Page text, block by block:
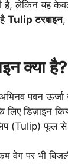
है, लेकिन यह
Tulip टरबाइन,
क्या है?
पवन
लिए डिज़ाइन
(Tulip) फूल से
वेग पर भी